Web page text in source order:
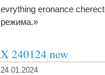
evrything eronance
режима.»
X 240124 new
24.01.2024